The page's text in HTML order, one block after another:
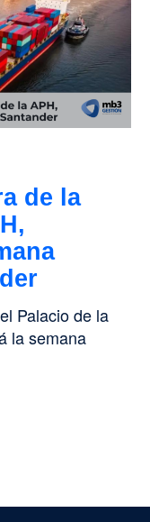
de la
Palacio de la
la semana